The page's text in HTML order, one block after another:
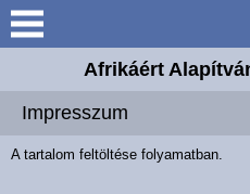
Keresés
Elérhetőségek
Afrikáért
Impresszum
A tartalom feltöltése folyamatban.